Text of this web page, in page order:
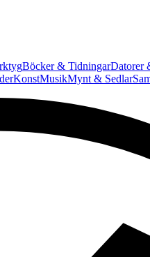
Böcker & TidningarDatorer
KonstMusikMynt & Sedlar